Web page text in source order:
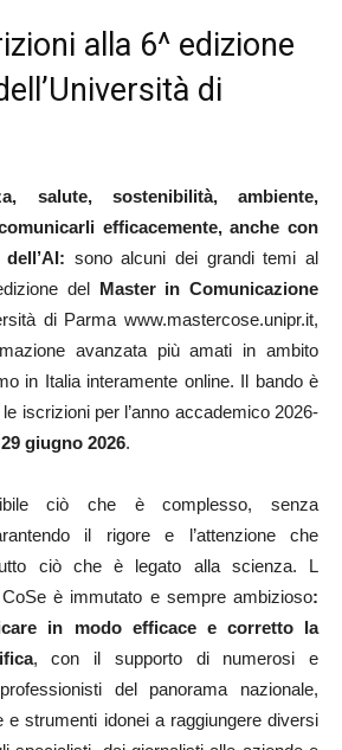
alla 6^ edizione
di
salute, sostenibilità, ambiente,
efficacemente, anche con
sono alcuni dei grandi temi al
delMaster in Comunicazione
di Parma www.mastercose.unipr.it,
avanzata più amati in ambito
in Italia interamente online. Il bando è
iscrizioni per l’anno accademico 2026-
29 giugno 2026.
ciò che è complesso, senza
il rigore e l’attenzione che
ciò che è legato alla scienza. L
CoSe è immutato e sempre ambizioso:
in modo efficace e corretto la
, con il supporto di numerosi e
del panorama nazionale,
e strumenti idonei a raggiungere diversi